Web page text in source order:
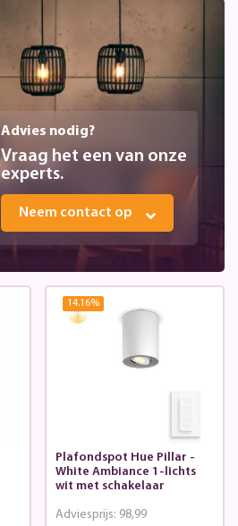
Advies nodig?
Vraag het een van onze
experts.
Neem contact op
14.16%
Plafondspot Hue Pillar -
White Ambiance 1-lichts
wit met schakelaar
Adviesprijs: 98,99